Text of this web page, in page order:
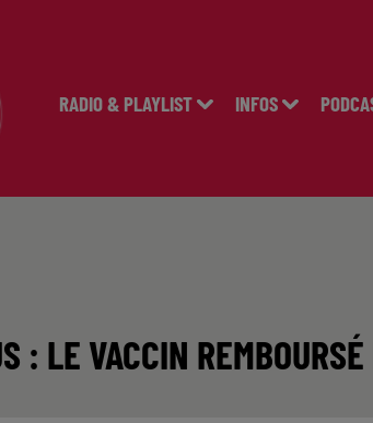
RADIO & PLAYLIST INFOS
: LE VACCIN